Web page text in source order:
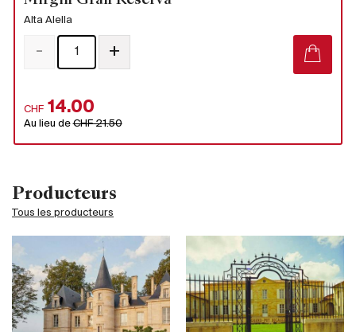
Producteurs
Tous les producteurs
Alta Alella
CHF 14.00
Au lieu deCHF 21.50
- +